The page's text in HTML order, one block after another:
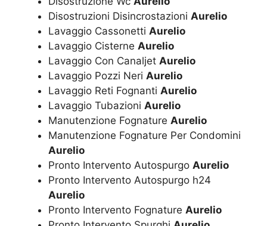
Disostruzioni Disincrostazioni Aurelio
Lavaggio Cassonetti Aurelio
Lavaggio Cisterne Aurelio
Lavaggio Con Canaljet Aurelio
Lavaggio Pozzi Neri Aurelio
Lavaggio Reti Fognanti Aurelio
Lavaggio Tubazioni Aurelio
Manutenzione Fognature Aurelio
Manutenzione Fognature Per Condomini
Aurelio
Pronto Intervento Autospurgo Aurelio
Pronto Intervento Autospurgo h24
Aurelio
Pronto Intervento Fognature Aurelio